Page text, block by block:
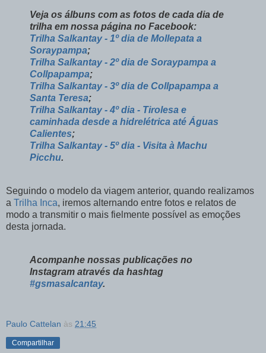
Veja os álbuns com as fotos de cada dia de
trilha em nossa página no Facebook:
Trilha Salkantay - 1º dia de Mollepata a
Soraypampa;
Trilha Salkantay - 2º dia de Soraypampa a
Collpapampa;
Trilha Salkantay - 3º dia de Collpapampa a
Santa Teresa;
Trilha Salkantay - 4º dia - Tirolesa e
caminhada desde a hidrelétrica até Águas
Calientes;
Trilha Salkantay - 5º dia - Visita à Machu
Picchu.
Seguindo o modelo da viagem anterior, quando realizamos
a Trilha Inca, iremos alternando entre fotos e relatos de
modo a transmitir o mais fielmente possível as emoções
desta jornada.
Acompanhe nossas publicações no
Instagram através da hashtag
#gsmasalcantay.
Paulo Cattelan às 21:45
Compartilhar